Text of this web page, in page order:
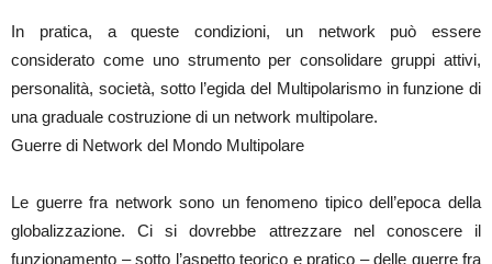
In pratica, a queste condizioni, un network può essere
considerato come uno strumento per consolidare gruppi attivi,
personalità, società, sotto l’egida del Multipolarismo in funzione di
una graduale costruzione di un network multipolare.
Guerre di Network del Mondo Multipolare
Le guerre fra network sono un fenomeno tipico dell’epoca della
globalizzazione. Ci si dovrebbe attrezzare nel conoscere il
funzionamento – sotto l’aspetto teorico e pratico – delle guerre fra